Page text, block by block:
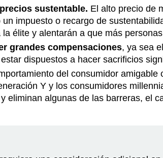
sustentable. El alto precio de
impuesto o recargo de
élite y alentarán a que más
grandes compensaciones, ya sea
dispuestos a hacer sacrificios
del consumidor
Y y los consumidores
eliminan algunas de las barreras, el